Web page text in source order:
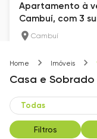
Home Imóveis
Casa e Sobrado
Filtros
Apartamento à
Cambuí, com 3
Cambuí
Cambuí
R$ 35.000